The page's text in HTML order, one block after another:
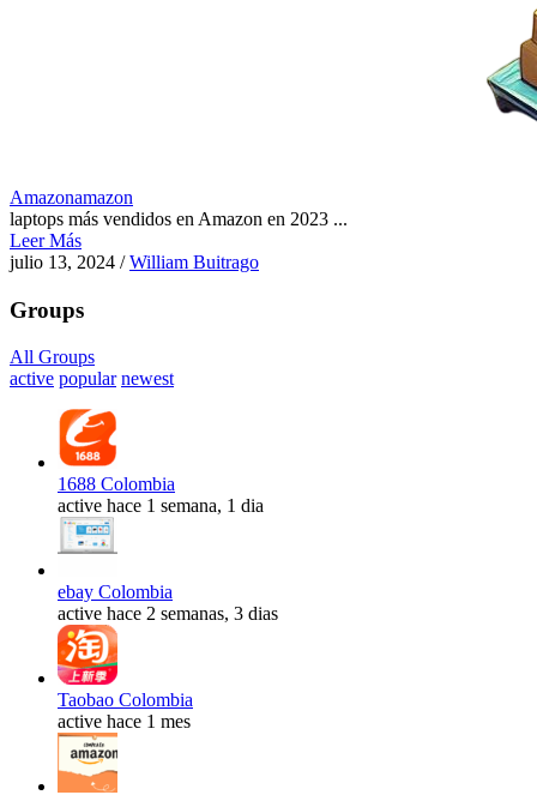
Amazonamazon
laptops más vendidos en Amazon en 2023 ...
Leer Más
julio 13, 2024 /William Buitrago
Groups
All Groups
active popular newest
1688 Colombia
active hace 1 semana, 1 dia
ebay Colombia
active hace 2 semanas, 3 dias
Taobao Colombia
active hace 1 mes